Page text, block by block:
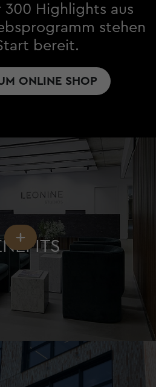
300 Highlights aus
stehen
bereit.
ONLINE SHOP